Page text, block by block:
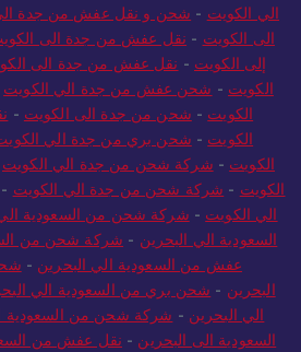
الي الكويت - شحن و نقل عفش من جدة
الى الكويت - نقل عفش من جدة الى
إلى الكويت - نقل عفش من جدة الى
الكويت - شحن عفش من جدة الي الكويت
الكويت - شحن من جدة الى الكويت -
الكويت - شحن بري من جدة الي
الكويت - شركة شحن من جدة الي الكويت
الكويت - شركة شحن من جدة الي الكويت -
الي الكويت - شركة شحن من السعودية الي
السعودية الي البحرين - شركة شحن من
عفش من السعودية الي البحرين -
البحرين - شحن بري من السعودية الي
الي البحرين - شركة شحن من السعودية
السعودية الى البحرين - نقل عفش من